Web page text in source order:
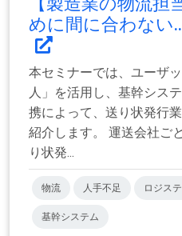
めに間に合わない
本セミナーでは、ユーザ
人」を活用し、基幹シス
携によって、送り状発行
紹介します。 運送会社ご
り状発...
物流 人手不足 ロジス
基幹システム